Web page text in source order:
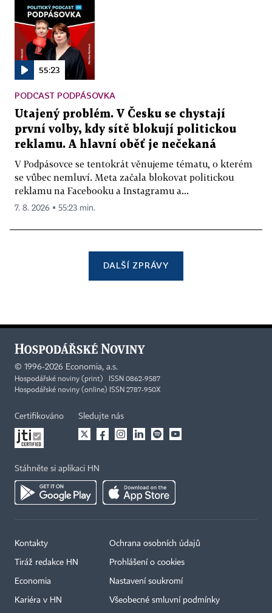
55:23
PODCAST PODPÁSOVKA
Utajený problém. V Česku se chystají
první volby, kdy sítě blokují politickou
reklamu. A hlavní oběť je nečekaná
V Podpásovce se tentokrát věnujeme tématu, o kterém
se vůbec nemluví. Meta začala blokovat politickou
reklamu na Facebooku a Instagramu a...
7. 8. 2026 ▪ 55:23 min.
DALŠÍ ZPRÁVY
© 1996-2026 Economia, a.s.
Hospodářské noviny (print) ISSN 0862-9587
Hospodářské noviny (online) ISSN 2787-950X
Certifikováno Sledujte nás
Stáhněte si aplikaci HN
Kontakty
Tiráž redakce HN
Economia
Kariéra v HN
Ochrana osobních údajů
Prohlášení o cookies
Nastavení soukromí
Všeobecné smluvní podmínky